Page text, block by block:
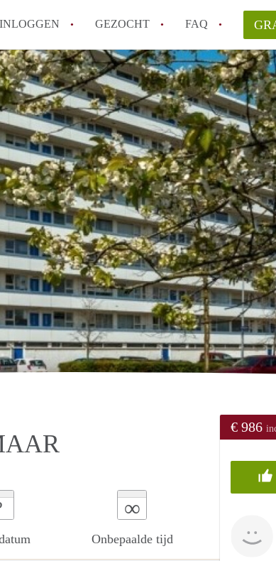
INLOGGEN GEZOCHT FAQ
Tips: om in Alkmaar een appartement te vinden!
How to translate AppartementAlkmaar!
Wat is AppartementAlkmaar?
Wat is de privacyverklaring van
Berekent AppartementAlkmaar
makelaarsvergoeding/bemiddelingsvergoeding?
Alle veelgestelde vragen
∞
Onbepaalde tijd
€ 986